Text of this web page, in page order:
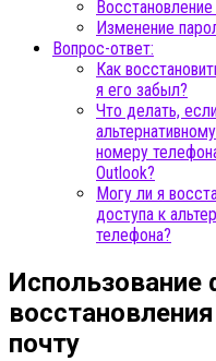
Изменение
Вопрос-ответ:
Как
я его забыл?
Что делать,
номеру
Outlook?
Могу ли я
доступа к
телефона?
Использование
почту